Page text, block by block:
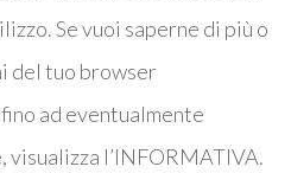
Se vuoi saperne di più o
del tuo browser
ad eventualmente
visualizza l’INFORMATIVA.